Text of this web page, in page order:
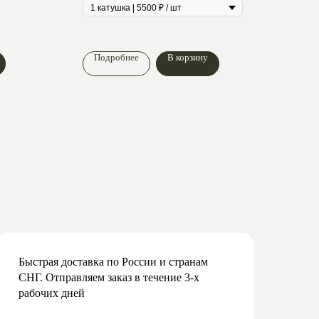
Подробнее В корзину
Быстрая доставка по России и странам
СНГ. Отправляем заказ в течение 3-х
рабочих дней